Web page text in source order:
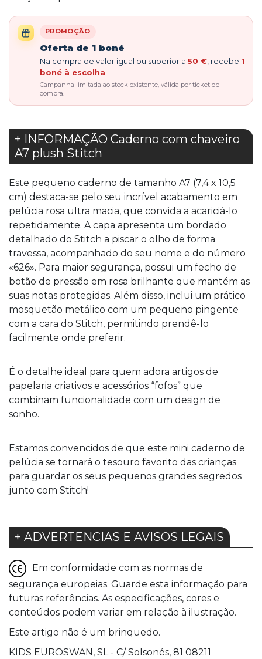
PROMOÇÃO
Oferta de 1 boné
Na compra de valor igual ou superior a 50 € , recebe 1
boné à escolha
Campanha limitada ao stock existente, válida por ticket de
compra.
+ INFORMAÇÃO Caderno com chaveiro
A7 plush Stitch
Este pequeno caderno de tamanho A7 (7,4 x 10,5
cm) destaca-se pelo seu incrível acabamento em
pelúcia rosa ultra macia, que convida a acariciá-lo
repetidamente. A capa apresenta um bordado
detalhado do Stitch a piscar o olho de forma
travessa, acompanhado do seu nome e do número
«626». Para maior segurança, possui um fecho de
botão de pressão em rosa brilhante que mantém as
suas notas protegidas. Além disso, inclui um prático
mosquetão metálico com um pequeno pingente
com a cara do Stitch, permitindo prendê-lo
facilmente onde preferir.
É o detalhe ideal para quem adora artigos de
papelaria criativos e acessórios “fofos” que
combinam funcionalidade com um design de
sonho.
Estamos convencidos de que este mini caderno de
pelúcia se tornará o tesouro favorito das crianças
para guardar os seus pequenos grandes segredos
junto com Stitch!
+ ADVERTENCIAS E AVISOS LEGAIS
Em conformidade com as normas de
segurança europeias. Guarde esta informação para
futuras referências. As especificações, cores e
conteúdos podem variar em relação à ilustração.
Este artigo não é um brinquedo.
KIDS EUROSWAN, SL - C/ Solsonés, 81 08211